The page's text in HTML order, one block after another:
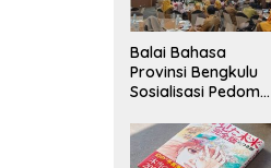
Balai Bahasa
Provinsi Bengkulu
Sosialisasi Pedoman
Penggunaan
Bahasa Indonesia